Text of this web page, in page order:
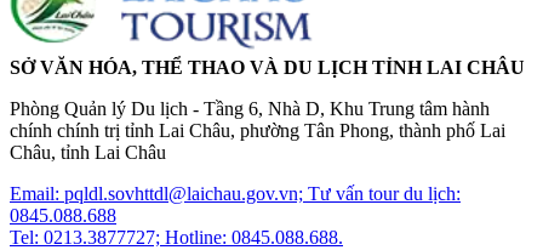
SỞ VĂN HÓA, THỂ THAO VÀ DU LỊCH TỈNH LAI CHÂU
Phòng Quản lý Du lịch - Tầng 6, Nhà D, Khu Trung tâm hành
chính chính trị tỉnh Lai Châu, phường Tân Phong, thành phố Lai
Châu, tỉnh Lai Châu
Email: pqldl.sovhttdl@laichau.gov.vn; Tư vấn tour du lịch:
0845.088.688
Tel: 0213.3877727; Hotline: 0845.088.688.